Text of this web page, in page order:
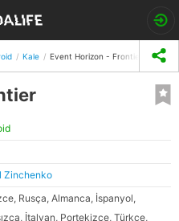
Kale Event Horizon - Frontier
Zinchenko
Rusça, Almanca, İspanyol,
İtalyan, Portekizce, Türkçe,